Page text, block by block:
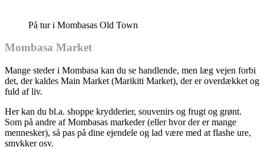
På tur i Mombasas Old Town
Mombasa Market
Mange steder i Mombasa kan du se handlende, men læg vejen forbi
det, der kaldes Main Market (Marikiti Market), der er overdækket og
fuld af liv.
Her kan du bl.a. shoppe krydderier, souvenirs og frugt og grønt.
Som på andre af Mombasas markeder (eller hvor der er mange
mennesker), så pas på dine ejendele og lad være med at flashe ure,
smykker osv.